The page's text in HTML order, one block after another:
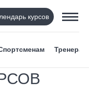
курсов
Тренерам